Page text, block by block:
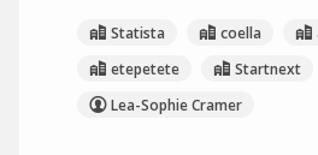
Statista coella
etepetete
Startnext
Lea-Sophie Cramer